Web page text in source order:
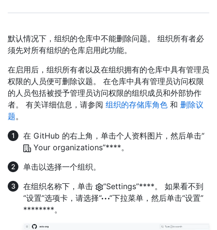
默认情况下，组织的仓库中不能删除问题。 组织所有者必
须先对所有组织的仓库启用此功能。
在启用后，组织所有者以及在组织拥有的仓库中具有管理员
权限的人员便可删除议题。 在仓库中具有管理员访问权限
的人员包括被授予管理员访问权限的组织成员和外部协作
者。 有关详细信息，请参阅 组织的存储库角色 和 删除议
题。
在 GitHub 的右上角，单击个人资料图片，然后单击“
Your organizations”****。
单击以选择一个组织。
在组织名称下，单击
“Settings”****。 如果看不到
“设置”选项卡，请选择“
”下拉菜单，然后单击“设置”
********。